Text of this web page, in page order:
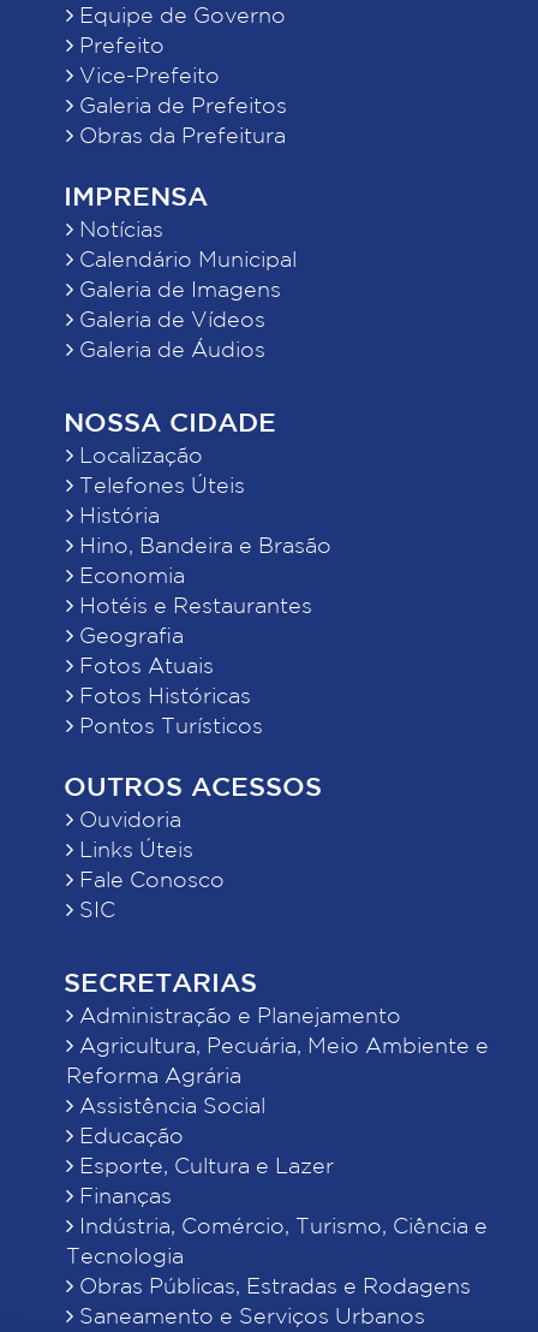
Equipe de Governo
Prefeito
Vice-Prefeito
Galeria de Prefeitos
Obras da Prefeitura
IMPRENSA
Notícias
Calendário Municipal
Galeria de Imagens
Galeria de Vídeos
Galeria de Áudios
NOSSA CIDADE
Localização
Telefones Úteis
História
Hino, Bandeira e Brasão
Economia
Hotéis e Restaurantes
Geografia
Fotos Atuais
Fotos Históricas
Pontos Turísticos
OUTROS ACESSOS
Ouvidoria
Links Úteis
Fale Conosco
SIC
SECRETARIAS
Administração e Planejamento
Agricultura, Pecuária, Meio Ambiente e
Reforma Agrária
Assistência Social
Educação
Esporte, Cultura e Lazer
Finanças
Indústria, Comércio, Turismo, Ciência e
Tecnologia
Obras Públicas, Estradas e Rodagens
Saneamento e Serviços Urbanos